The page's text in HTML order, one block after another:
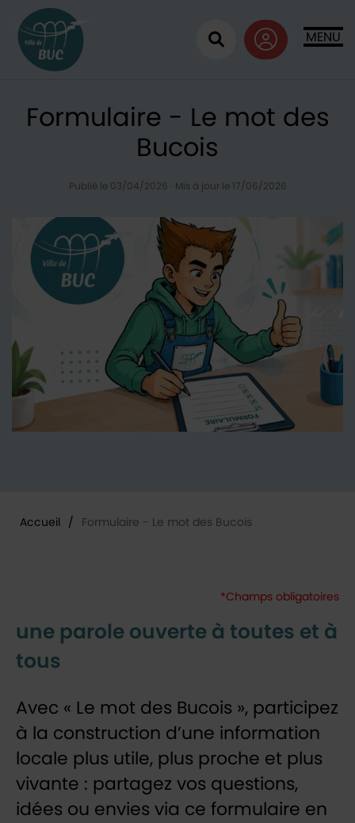
MENU
Ouvrir la
Formulaire - Le mot des
Bucois
Publié le 03/04/2026 · Mis à jour le 17/06/2026
Accueil / Formulaire - Le mot des Bucois
*Champs obligatoires
une parole ouverte à toutes et à
tous
Avec « Le mot des Bucois », participez
à la construction d’une information
locale plus utile, plus proche et plus
vivante : partagez vos questions,
idées ou envies via ce formulaire en